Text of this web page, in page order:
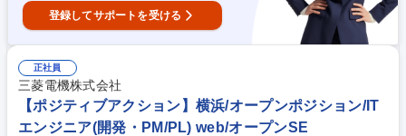
登録してサポートを受ける
正社員
三菱電機株式会社
【ポジティブアクション】横浜/オープンポジション/IT
エンジニア(開発・PM/PL) web/オープンSE